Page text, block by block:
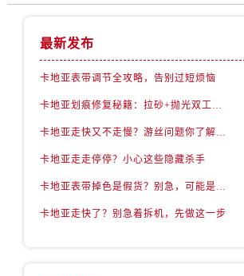
最新发布
卡地亚表带调节全攻略，告别过短烦恼
卡地亚走走停停？小心这些隐藏杀手
卡地亚走快了？别急着拆机，先做这一步